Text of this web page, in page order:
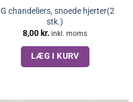
chandeliers, snoede hjerter(2
stk.)
8,00 kr. inkl. moms
LÆG I KURV